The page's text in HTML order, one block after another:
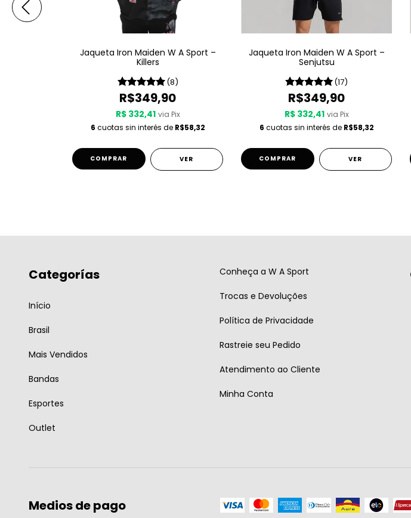
Jaqueta Iron Maiden W A Sport –
Killers
(8)
R$349,90
R$ 332,41 via Pix
6 cuotas sin interés de R$58,32
COMPRAR VER
Jaqueta Iron Maiden W A Sport –
Senjutsu
(17)
R$349,90
R$ 332,41 via Pix
6 cuotas sin interés de R$58,32
COMPRAR VER
Categorías
Início
Brasil
Mais Vendidos
Bandas
Esportes
Outlet
Conheça a W A Sport
Trocas e Devoluções
Política de Privacidade
Rastreie seu Pedido
Atendimento ao Cliente
Minha Conta
Medios de pago